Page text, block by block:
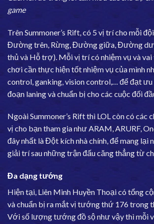
game
Trên Summoner’s Rift, có 5 vị trí cho mỗi
Đường trên, Rừng, Đường giữa, Đường
thủ và Hỗ trợ). Mỗi vị trí có nhiệm vụ và
chơi cần thực hiện tốt nhiệm vụ của mình
control, ganking, vision control,… để đạt
đoạn laning và chuẩn bị cho các cuộc đối
Ngoài Summoner’s Rift thì LOL còn có các
vị cho bạn tham gia như ARAM, ARURF,
đây nhất là Đột kích nhà chính, để mang lại
giải trí sau những trận đấu căng thẳng từ
Đa dạng tướng
Hiện tại, Liên Minh Huyền Thoại có tổng
và chuẩn bị ra mắt vị tướng thứ 176 trong
Với số lượng tướng đồ sộ như vậy thì mỗi